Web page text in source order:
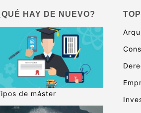
HAY DE NUEVO?
de máster